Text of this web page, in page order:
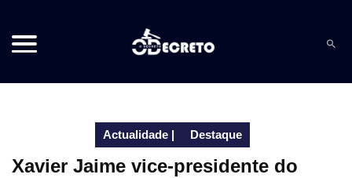
Actualidade| Destaque
Xavier Jaime vice-presidente do